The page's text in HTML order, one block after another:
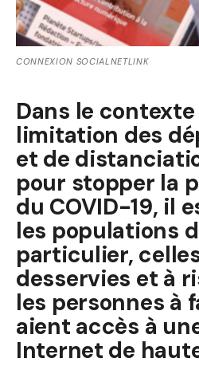
CONNEXION SOCIALNETLINK
Dans le
limitation des
et de
pour stopper la
du COVID-19, il
les populations
particulier,
desservies et à
les personnes à
aient accès à
Internet de